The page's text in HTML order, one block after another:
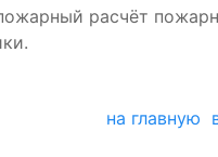
расчёт
на главную